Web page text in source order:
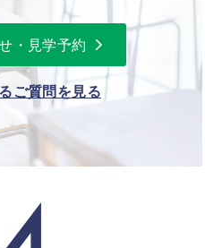
・見学予約
ご質問を見る